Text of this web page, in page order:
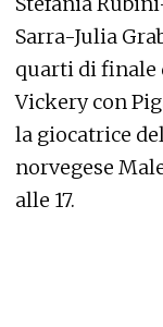
Sarra-Julia
quarti di finale
Vickery con
la giocatrice
norvegese
alle 17.